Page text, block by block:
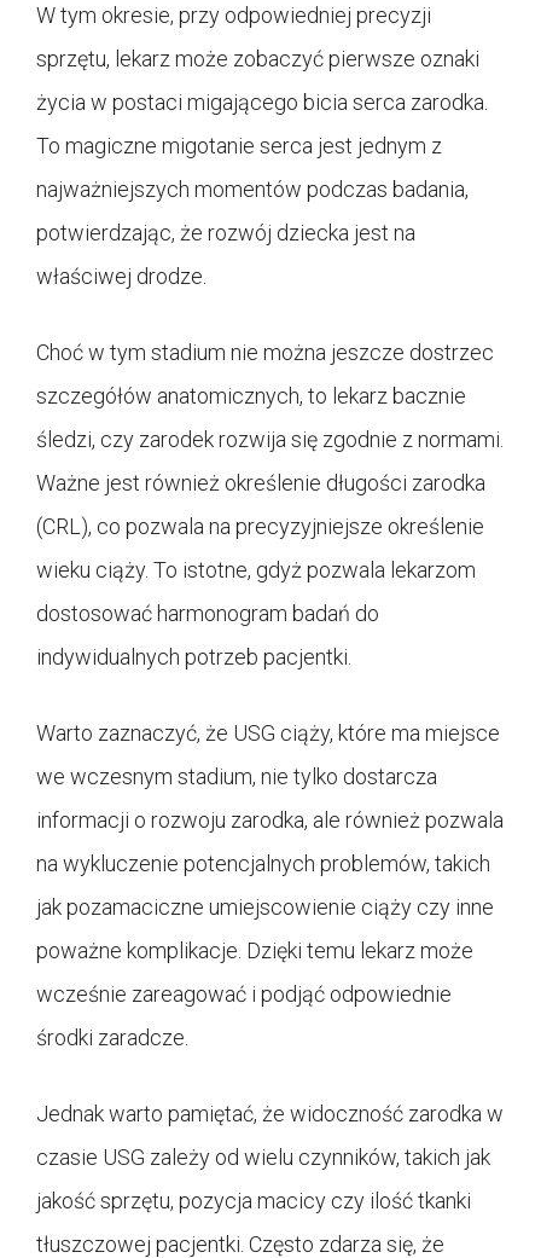
W tym okresie, przy odpowiedniej precyzji
sprzętu, lekarz może zobaczyć pierwsze oznaki
życia w postaci migającego bicia serca zarodka.
To magiczne migotanie serca jest jednym z
najważniejszych momentów podczas badania,
potwierdzając, że rozwój dziecka jest na
właściwej drodze.
Choć w tym stadium nie można jeszcze dostrzec
szczegółów anatomicznych, to lekarz bacznie
śledzi, czy zarodek rozwija się zgodnie z normami.
Ważne jest również określenie długości zarodka
(CRL), co pozwala na precyzyjniejsze określenie
wieku ciąży. To istotne, gdyż pozwala lekarzom
dostosować harmonogram badań do
indywidualnych potrzeb pacjentki.
Warto zaznaczyć, że USG ciąży, które ma miejsce
we wczesnym stadium, nie tylko dostarcza
informacji o rozwoju zarodka, ale również pozwala
na wykluczenie potencjalnych problemów, takich
jak pozamaciczne umiejscowienie ciąży czy inne
poważne komplikacje. Dzięki temu lekarz może
wcześnie zareagować i podjąć odpowiednie
środki zaradcze.
Jednak warto pamiętać, że widoczność zarodka w
czasie USG zależy od wielu czynników, takich jak
jakość sprzętu, pozycja macicy czy ilość tkanki
tłuszczowej pacjentki. Często zdarza się, że